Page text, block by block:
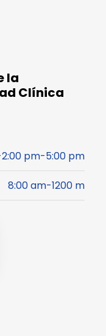
la
Clínica
pm-5:00 pm
8:00 am-1200 m